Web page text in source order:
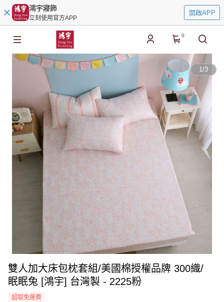
鴻宇寢飾
立刻使用官方APP
開啟APP
0
1/3
雙人加大床包枕套組/美國棉授權品牌 300織/
眠眠兔 [鴻宇] 台灣製 - 2225粉
超取免運費